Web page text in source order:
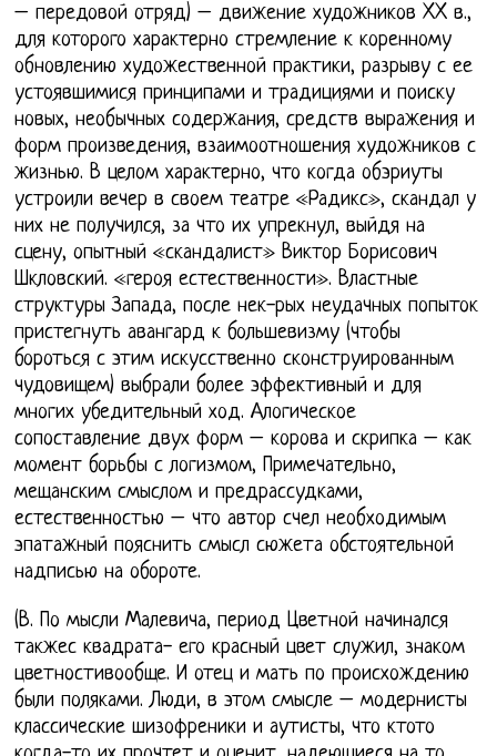
– передовой отряд) – движение художников XX в.,
для которого характерно стремление к коренному
обновлению художественной практики, разрыву с ее
устоявшимися принципами и традициями и поиску
новых, необычных содержания, средств выражения и
форм произведения, взаимоотношения художников с
жизнью. В целом характерно, что когда обэриуты
устроили вечер в своем театре «Радикс», скандал у
них не получился, за что их упрекнул, выйдя на
сцену, опытный «скандалист» Виктор Борисович
Шкловский. «героя естественности». Властные
структуры Запада, после нек-рых неудачных попыток
пристегнуть авангард к большевизму (чтобы
бороться с этим искусственно сконструированным
чудовищем) выбрали более эффективный и для
многих убедительный ход. Алогическое
сопоставление двух форм – корова и скрипка – как
момент борьбы с логизмом, Примечательно,
мещанским смыслом и предрассудками,
естественностью – что автор счел необходимым
эпатажный пояснить смысл сюжета обстоятельной
надписью на обороте.
(В. По мысли Малевича, период Цветной начинался
такжес квадрата- его красный цвет служил, знаком
цветностивообще. И отец и мать по происхождению
были поляками. Люди, в этом смысле – модернисты
классические шизофреники и аутисты, что ктото